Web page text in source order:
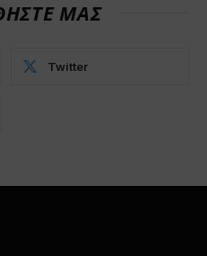
ΜΑΣ
Twitter